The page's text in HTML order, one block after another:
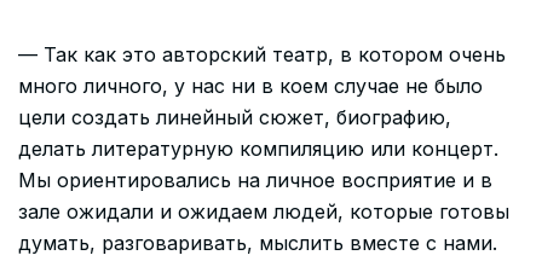
— Так как это авторский театр, в котором очень
много личного, у нас ни в коем случае не было
цели создать линейный сюжет, биографию,
делать литературную компиляцию или концерт.
Мы ориентировались на личное восприятие и в
зале ожидали и ожидаем людей, которые готовы
думать, разговаривать, мыслить вместе с нами.